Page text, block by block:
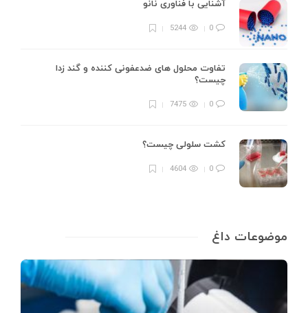
آشنایی با فناوری نانو
0
5244
تفاوت محلول های ضدعفونی کننده و گند زدا
چیست؟
0
7475
کشت سلولی چیست؟
0
4604
موضوعات داغ